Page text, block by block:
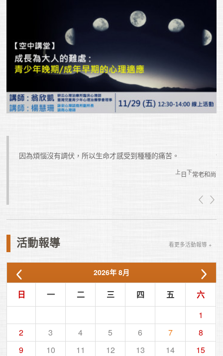
因為煩惱沒有調伏，所以生命才感受到種種的痛苦。
上 日下常老和尚
活動報導 看更多活動報導 +
2026年 8月
日 一 二 三 四 五
六
1
2
3 4 5 6 7
8
9
10 11 12 13 14
15